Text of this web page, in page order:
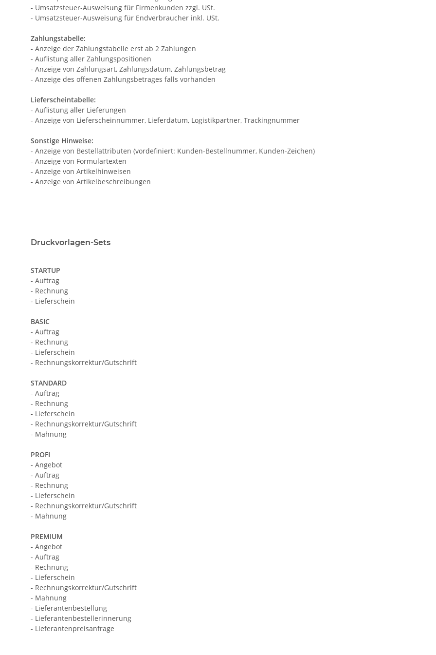
- Umsatzsteuer-Ausweisung für Firmenkunden zzgl. USt.
- Umsatzsteuer-Ausweisung für Endverbraucher inkl. USt.
Zahlungstabelle:
- Anzeige der Zahlungstabelle erst ab 2 Zahlungen
- Auflistung aller Zahlungspositionen
- Anzeige von Zahlungsart, Zahlungsdatum, Zahlungsbetrag
- Anzeige des offenen Zahlungsbetrages falls vorhanden
Lieferscheintabelle:
- Auflistung aller Lieferungen
- Anzeige von Lieferscheinnummer, Lieferdatum, Logistikpartner, Trackingnummer
Sonstige Hinweise:
- Anzeige von Bestellattributen (vordefiniert: Kunden-Bestellnummer, Kunden-Zeichen)
- Anzeige von Formulartexten
- Anzeige von Artikelhinweisen
- Anzeige von Artikelbeschreibungen
Druckvorlagen-Sets
STARTUP
- Auftrag
- Rechnung
- Lieferschein
BASIC
- Auftrag
- Rechnung
- Lieferschein
- Rechnungskorrektur/Gutschrift
STANDARD
- Auftrag
- Rechnung
- Lieferschein
- Rechnungskorrektur/Gutschrift
- Mahnung
PROFI
- Angebot
- Auftrag
- Rechnung
- Lieferschein
- Rechnungskorrektur/Gutschrift
- Mahnung
PREMIUM
- Angebot
- Auftrag
- Rechnung
- Lieferschein
- Rechnungskorrektur/Gutschrift
- Mahnung
- Lieferantenbestellung
- Lieferantenbestellerinnerung
- Lieferantenpreisanfrage